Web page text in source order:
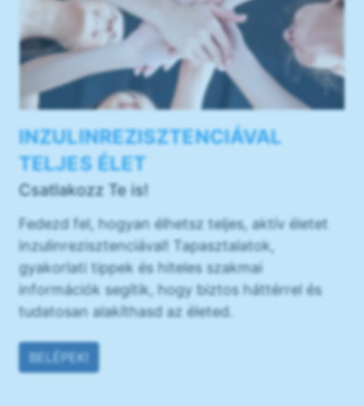
INZULINREZISZTENCIÁVAL
TELJES ÉLET
Csatlakozz Te is!
Fedezd fel, hogyan élhetsz teljes, aktív életet
inzulinrezisztenciával! Tapasztalatok,
gyakorlati tippek és hiteles szakmai
információk segítik, hogy biztos háttérrel és
tudatosan alakíthasd az életed.
BELÉPEK!